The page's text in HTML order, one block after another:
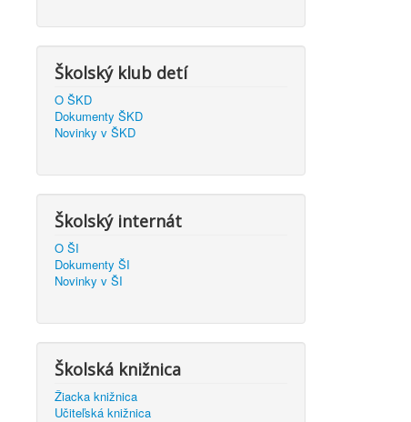
Školský klub detí
O ŠKD
Dokumenty ŠKD
Novinky v ŠKD
Školský internát
O ŠI
Dokumenty ŠI
Novinky v ŠI
Školská knižnica
Žiacka knižnica
Učiteľská knižnica